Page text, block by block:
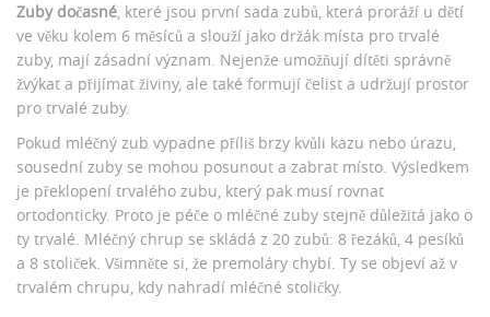
Zuby dočasné, které jsou první sada zubů, která proráží u dětí
ve věku kolem 6 měsíců a slouží jako držák místa pro trvalé
zuby, mají zásadní význam. Nejenže umožňují dítěti správně
žvýkat a přijímat živiny, ale také formují čelist a udržují prostor
pro trvalé zuby.
Pokud mléčný zub vypadne příliš brzy kvůli kazu nebo úrazu,
sousední zuby se mohou posunout a zabrat místo. Výsledkem
je překlopení trvalého zubu, který pak musí rovnat
ortodonticky. Proto je péče o mléčné zuby stejně důležitá jako o
ty trvalé. Mléčný chrup se skládá z 20 zubů: 8 řezáků, 4 pesíků
a 8 stoliček. Všimněte si, že premoláry chybí. Ty se objeví až v
trvalém chrupu, kdy nahradí mléčné stoličky.